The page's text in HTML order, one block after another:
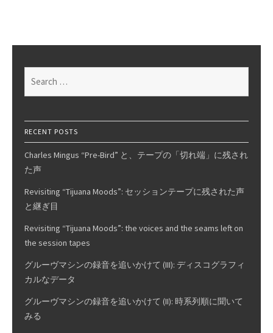
vinyl
records?
for:
RECENT POSTS
Charles Mingus “Pre-Bird” と、テープの「切れ端」に残され
た声
Revisiting “Tijuana Moods”: セッションテープに残された声
と継ぎ目
Revisiting “Tijuana Moods”: the voices and the seams left on
the session tapes
グルーヴマシンの録音を追いかけて (III): ディスコグラフィ
カルなデータ
グルーヴマシンの録音を追いかけて (II): 時系列順に聞いて
みる